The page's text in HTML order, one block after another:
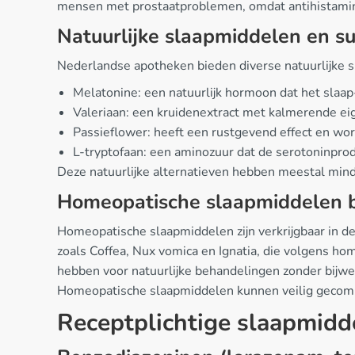
mensen met prostaatproblemen, omdat
Natuurlijke slaapmiddelen en
Nederlandse apotheken bieden diverse natuurlijke
Melatonine: een natuurlijk hormoon dat het
Valeriaan: een kruidenextract met kalmerende
Passieflower: heeft een rustgevend effect en
L-tryptofaan: een aminozuur dat de
Deze natuurlijke alternatieven hebben meestal
Homeopatische slaapmiddelen
Homeopatische slaapmiddelen zijn verkrijgbaar in
zoals Coffea, Nux vomica en Ignatia, die volgens
hebben voor natuurlijke behandelingen zonder
Homeopatische slaapmiddelen kunnen veilig
Receptplichtige